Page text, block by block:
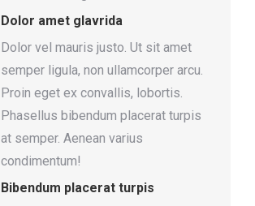
Dolor amet glavrida
Dolor vel mauris justo. Ut sit amet
semper ligula, non ullamcorper arcu.
Proin eget ex convallis, lobortis.
Phasellus bibendum placerat turpis
at semper. Aenean varius
condimentum!
Bibendum placerat turpis